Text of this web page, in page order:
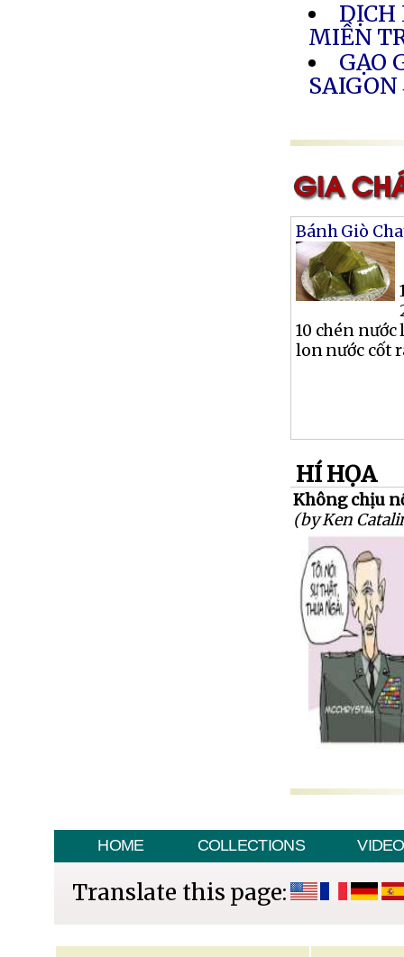
DỊCH
MIỀN
GẠO
SAIGON
Bánh Giò
10 chén nước
lon nước cốt
HÍ HỌA
Không chịu
(by Ken
HOME COLLECTIONS VIDEO
Translate this page: